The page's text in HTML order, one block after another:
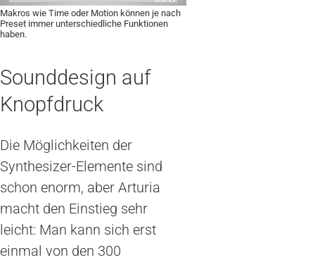
Makros wie Time oder Motion können je nach
Preset immer unterschiedliche Funktionen
haben.
Sounddesign auf
Knopfdruck
Die Möglichkeiten der
Synthesizer-Elemente sind
schon enorm, aber Arturia
macht den Einstieg sehr
leicht: Man kann sich erst
einmal von den 300